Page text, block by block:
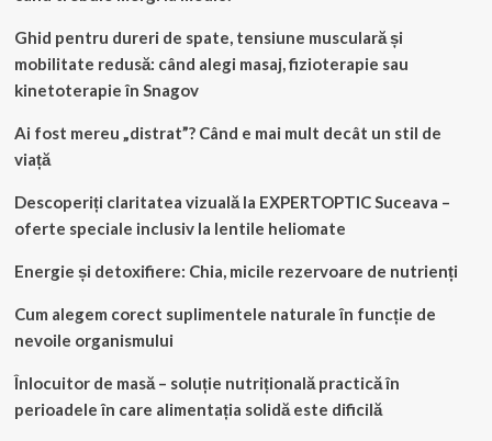
Ghid pentru dureri de spate, tensiune musculară și
mobilitate redusă: când alegi masaj, fizioterapie sau
kinetoterapie în Snagov
Ai fost mereu „distrat”? Când e mai mult decât un stil de
viață
Descoperiți claritatea vizuală la EXPERTOPTIC Suceava –
oferte speciale inclusiv la lentile heliomate
Energie și detoxifiere: Chia, micile rezervoare de nutrienți
Cum alegem corect suplimentele naturale în funcție de
nevoile organismului
Înlocuitor de masă – soluție nutrițională practică în
perioadele în care alimentația solidă este dificilă